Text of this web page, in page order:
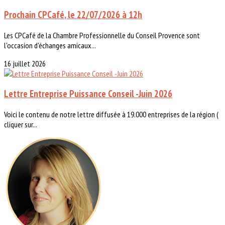
Prochain CPCafé, le 22/07/2026 à 12h
Les CPCafé de la Chambre Professionnelle du Conseil Provence sont
l'occasion d'échanges amicaux...
16 juillet 2026
Lettre Entreprise Puissance Conseil -Juin 2026
Voici le contenu de notre lettre diffusée à 19.000 entreprises de la région (
cliquer sur...